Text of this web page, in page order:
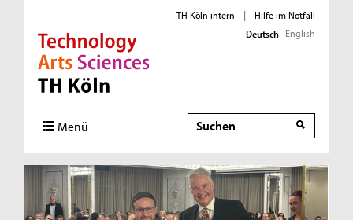
Direkt zur Hauptnavigation
Direkt zur Subnavigation
Direkt zum Inhalt
Direkt zum Fußbereich
TH Köln intern |
Hilfe im Notfall
Deutsch English
Menü Suche
Suche